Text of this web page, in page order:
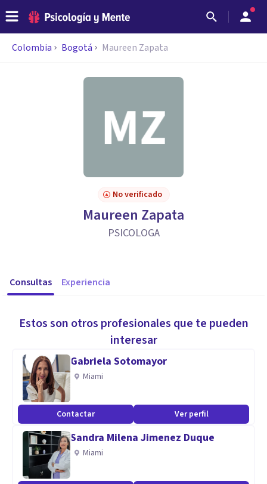
Colombia Bogotá Maureen Zapata
No verificado
Maureen Zapata
PSICOLOGA
Consultas Experiencia
Estos son otros profesionales que te pueden
interesar
Gabriela Sotomayor
Miami
Contactar Ver perfil
Sandra Milena Jimenez Duque
Miami